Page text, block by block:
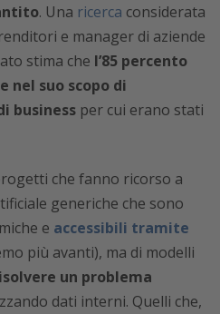
. Una ricerca considerata
e manager di aziende
stima che l’85 percento
nel suo scopo di
business per cui erano stati
che fanno ricorso a
generiche che sono
e accessibili tramite
più avanti), ma di modelli
un problema
dati interni. Quelli che,